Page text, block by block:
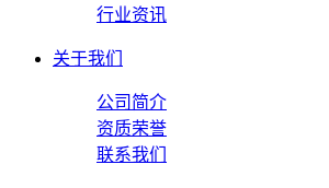
行业资讯
关于我们
公司简介
资质荣誉
联系我们